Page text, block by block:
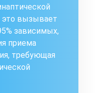
это вызывает
зависимых,
приема
требующая